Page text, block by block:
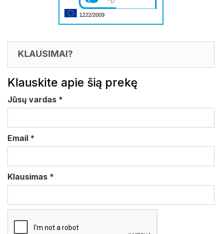
1222/2009
KLAUSIMAI?
Klauskite apie šią prekę
Jūsų vardas *
Email *
Klausimas *